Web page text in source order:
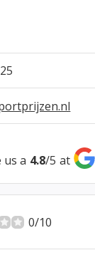
us a 4.8/5 at
0/10